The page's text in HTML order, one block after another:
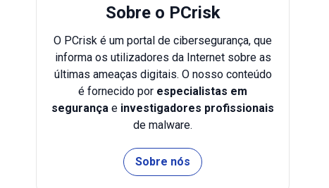
Sobre o PCrisk
O PCrisk é um portal de cibersegurança, que
informa os utilizadores da Internet sobre as
últimas ameaças digitais. O nosso conteúdo
é fornecido por especialistas em
segurança e investigadores profissionais
de malware.
Sobre nós